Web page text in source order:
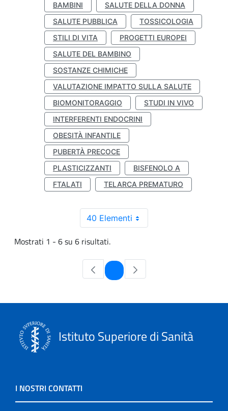
BAMBINI
SALUTE DELLA DONNA
SALUTE PUBBLICA
TOSSICOLOGIA
STILI DI VITA
PROGETTI EUROPEI
SALUTE DEL BAMBINO
SOSTANZE CHIMICHE
VALUTAZIONE IMPATTO SULLA SALUTE
BIOMONITORAGGIO
STUDI IN VIVO
INTERFERENTI ENDOCRINI
OBESITÀ INFANTILE
PUBERTÀ PRECOCE
PLASTICIZZANTI
BISFENOLO A
FTALATI
TELARCA PREMATURO
40 Elementi
Mostrati 1 - 6 su 6 risultati.
Pagina
Istituto Superiore di Sanità
I NOSTRI CONTATTI